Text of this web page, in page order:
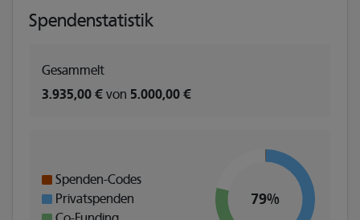
Spendenstatistik
Gesammelt
3.935,00 € von 5.000,00 €
Spenden-Codes
Privatspenden
79%